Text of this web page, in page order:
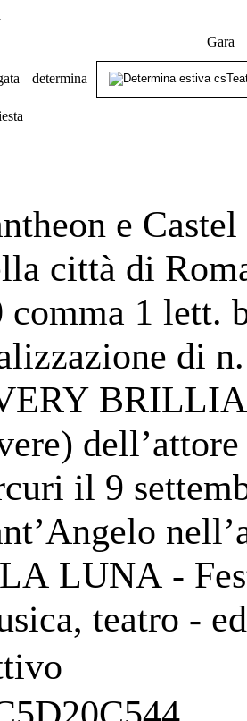
Gara
determina
e
città di
comma 1 lett.
di
il 9
LUNA -
teatro -